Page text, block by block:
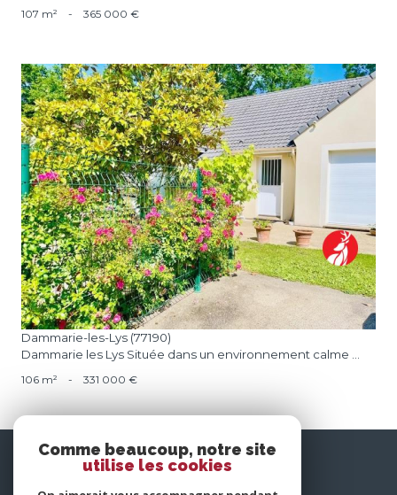
107 m² - 365 000 €
voir le bien
Dammarie-les-Lys (77190)
Dammarie les Lys Située dans un environnement calme ...
106 m² - 331 000 €
nous
suivre
Comme beaucoup, notre site
utilise les cookies